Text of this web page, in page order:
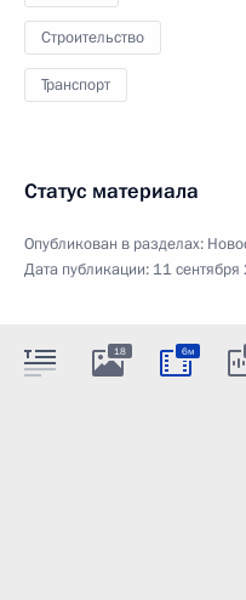
Строительство
Транспорт
Статус материала
Опубликован в разделах:
Дата публикации: 11
18 6м